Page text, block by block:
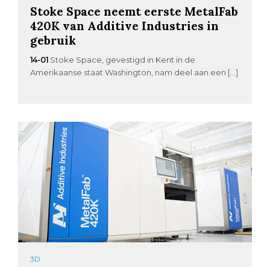
Stoke Space neemt eerste MetalFab
420K van Additive Industries in
gebruik
14-01 Stoke Space, gevestigd in Kent in de
Amerikaanse staat Washington, nam deel aan een […]
3D